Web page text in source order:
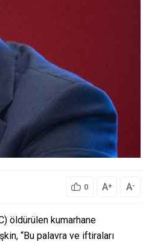
0 A+ A-
öldürülen kumarhane
“Bu palavra ve iftiraları